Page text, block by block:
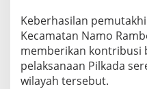
Keberhasilan
Kecamatan Namo
memberikan kontribusi
pelaksanaan Pilkada
wilayah tersebut.